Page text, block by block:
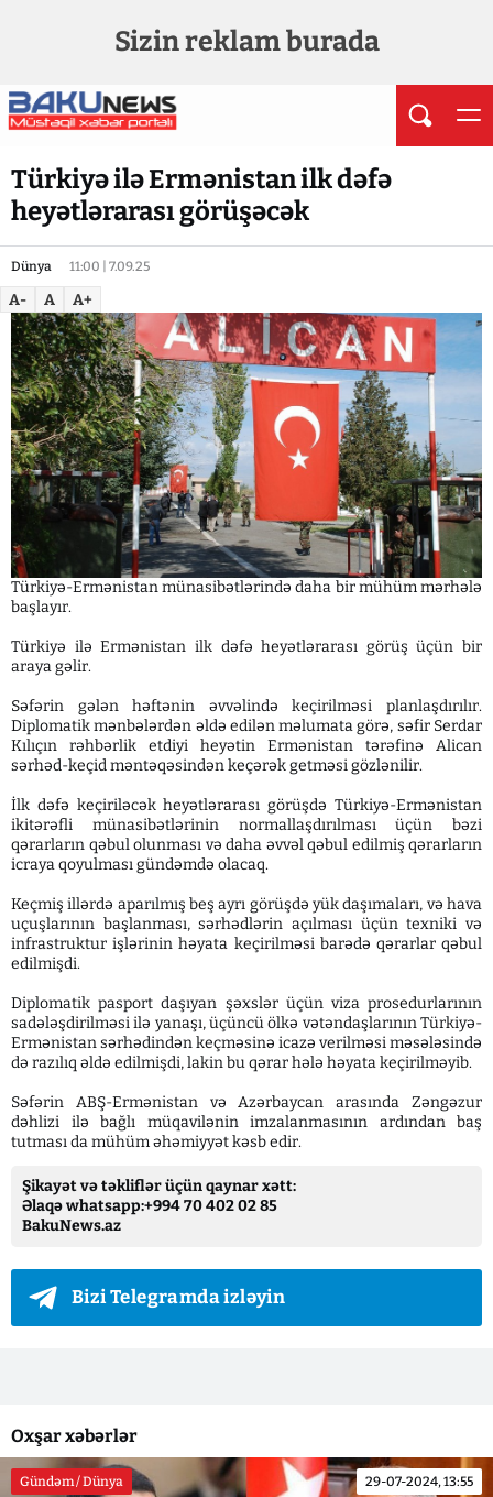
Sizin reklam burada
Türkiyə ilə Ermənistan ilk dəfə
heyətlərarası görüşəcək
Dünya 11:00 | 7.09.25
A- A A+
Türkiyə-Ermənistan münasibətlərində daha bir mühüm mərhələ
başlayır.
Türkiyə ilə Ermənistan ilk dəfə heyətlərarası görüş üçün bir
araya gəlir.
Səfərin gələn həftənin əvvəlində keçirilməsi planlaşdırılır.
Diplomatik mənbələrdən əldə edilən məlumata görə, səfir Serdar
Kılıçın rəhbərlik etdiyi heyətin Ermənistan tərəfinə Alican
sərhəd-keçid məntəqəsindən keçərək getməsi gözlənilir.
İlk dəfə keçiriləcək heyətlərarası görüşdə Türkiyə-Ermənistan
ikitərəfli münasibətlərinin normallaşdırılması üçün bəzi
qərarların qəbul olunması və daha əvvəl qəbul edilmiş qərarların
icraya qoyulması gündəmdə olacaq.
Keçmiş illərdə aparılmış beş ayrı görüşdə yük daşımaları, və hava
uçuşlarının başlanması, sərhədlərin açılması üçün texniki və
infrastruktur işlərinin həyata keçirilməsi barədə qərarlar qəbul
edilmişdi.
Diplomatik pasport daşıyan şəxslər üçün viza prosedurlarının
sadələşdirilməsi ilə yanaşı, üçüncü ölkə vətəndaşlarının Türkiyə-
Ermənistan sərhədindən keçməsinə icazə verilməsi məsələsində
də razılıq əldə edilmişdi, lakin bu qərar hələ həyata keçirilməyib.
Səfərin ABŞ-Ermənistan və Azərbaycan arasında Zəngəzur
dəhlizi ilə bağlı müqavilənin imzalanmasının ardından baş
tutması da mühüm əhəmiyyət kəsb edir.
Şikayət və təkliflər üçün qaynar xətt:
Əlaqə whatsapp:+994 70 402 02 85
BakuNews.az
Bizi Telegramda izləyin
Oxşar xəbərlər
Gündəm / Dünya 29-07-2024, 13:55